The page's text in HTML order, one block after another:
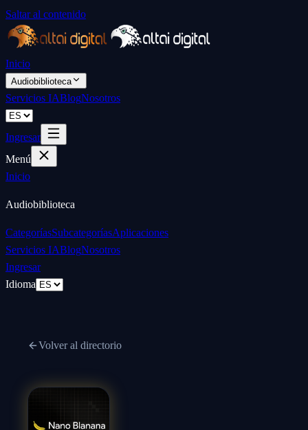
Saltar al contenido
Inicio
Audiobiblioteca
Servicios IABlogNosotros
Ingresar
Menú
Inicio
Audiobiblioteca
CategoríasSubcategoríasAplicaciones
Servicios IABlogNosotros
Ingresar
Idioma
Volver al directorio